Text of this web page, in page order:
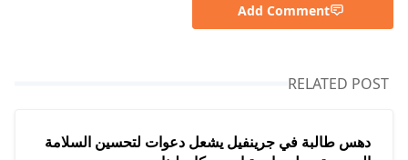
Add Comment
RELATED POST
دهس طالبة في جرينفيل يشعل دعوات لتحسين السلامة